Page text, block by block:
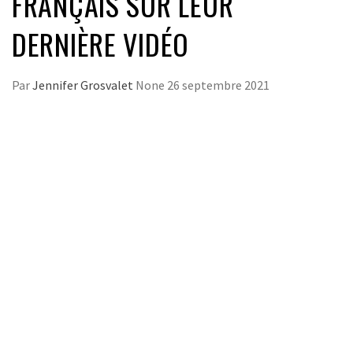
DERNIÈRE VIDÉO
ParJennifer Grosvalet None 26 septembre 2021